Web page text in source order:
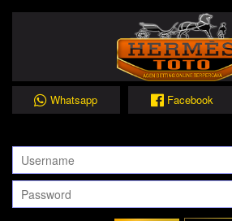
Whatsapp Facebook